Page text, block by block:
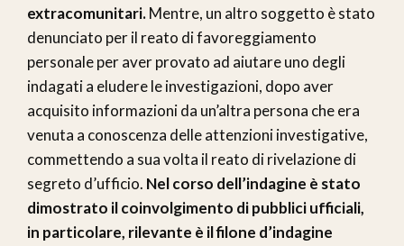
extracomunitari.Mentre, un altro soggetto è stato
denunciato per il reato di favoreggiamento
personale per aver provato ad aiutare uno degli
indagati a eludere le investigazioni, dopo aver
acquisito informazioni da un’altra persona che era
venuta a conoscenza delle attenzioni investigative,
commettendo a sua volta il reato di rivelazione di
segreto d’ufficio. Nel corso dell’indagine è stato
dimostrato il coinvolgimento di pubblici ufficiali,
in particolare, rilevante è il filone d’indagine